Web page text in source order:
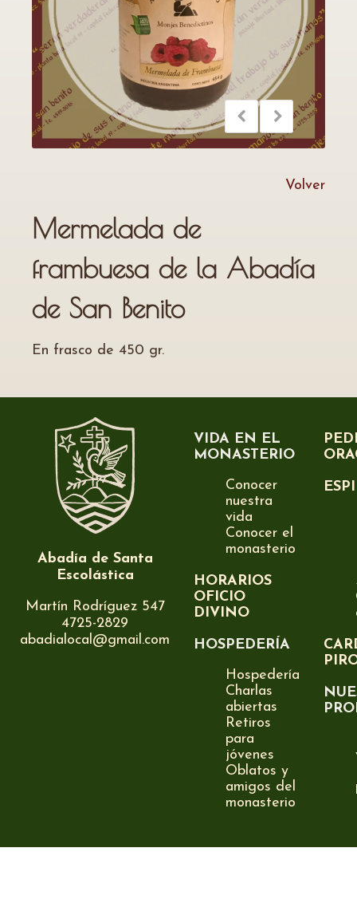
Volver
Mermelada de
frambuesa de la Abadía
de San Benito
En frasco de 450 gr.
Abadía de Santa
Escolástica
Martín Rodríguez 547
4725-2829
abadialocal@gmail.com
VIDA EN EL
MONASTERIO
Conocer
nuestra
vida
Conocer el
monasterio
HORARIOS
OFICIO
DIVINO
HOSPEDERÍA
Hospedería
Charlas
abiertas
Retiros
para
jóvenes
Oblatos y
amigos del
monasterio